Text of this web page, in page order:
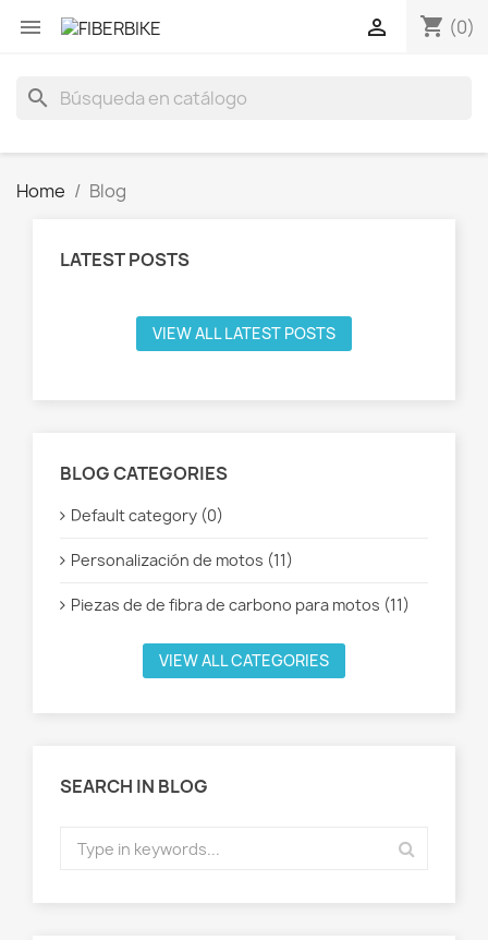
 shopping_cart (0)

search
Home Blog
LATEST POSTS
VIEW ALL LATEST POSTS
BLOG CATEGORIES
Default category (0)
Personalización de motos (11)
Piezas de de fibra de carbono para motos (11)
VIEW ALL CATEGORIES
SEARCH IN BLOG